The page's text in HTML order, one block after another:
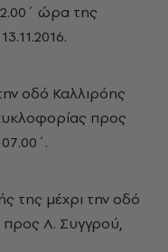
ώρα της
οδό Καλλιρόης
προς
της μέχρι την οδό
Λ. Συγγρού,